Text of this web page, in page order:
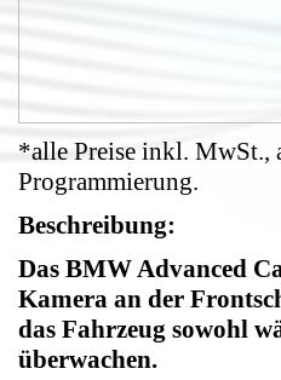
*alle Preise inkl. MwSt.,
Programmierung.
Beschreibung:
Das BMW Advanced
Kamera an der
das Fahrzeug sowohl
überwachen.